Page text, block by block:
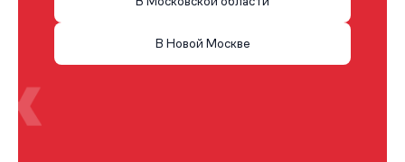
В Новой Москве